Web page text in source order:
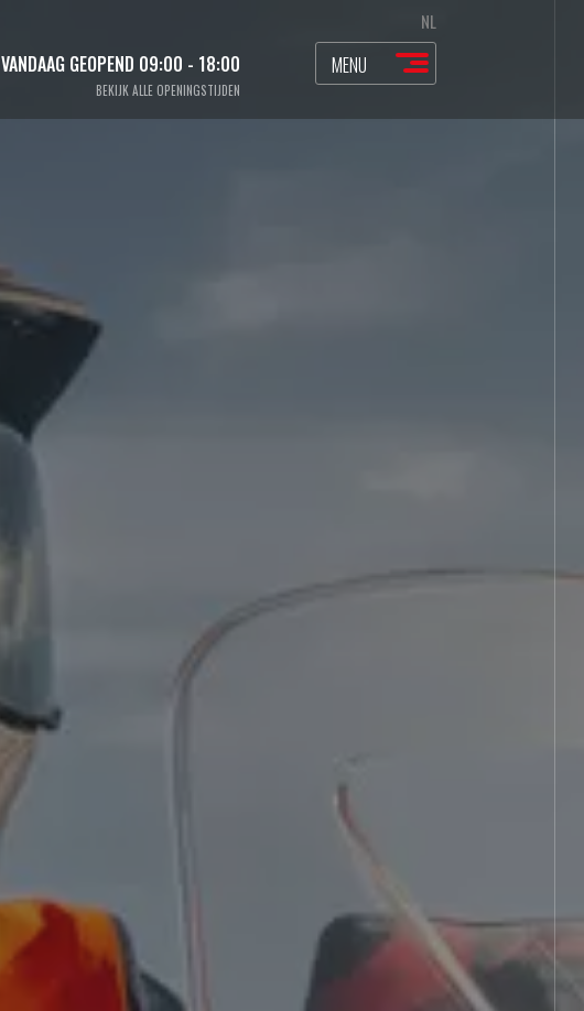
NL
VANDAAG GEOPEND 09:00 - 18:00
BEKIJK ALLE OPENINGSTIJDEN
MENU